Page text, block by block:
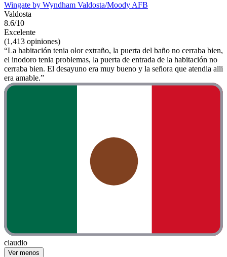
Wingate by Wyndham Valdosta/Moody AFB
Valdosta
8.6/10
Excelente
(1,413 opiniones)
“La habitación tenia olor extraño, la puerta del baño no cerraba bien,
el inodoro tenia problemas, la puerta de entrada de la habitación no
cerraba bien. El desayuno era muy bueno y la señora que atendia alli
era amable.”
claudio
Ver menos